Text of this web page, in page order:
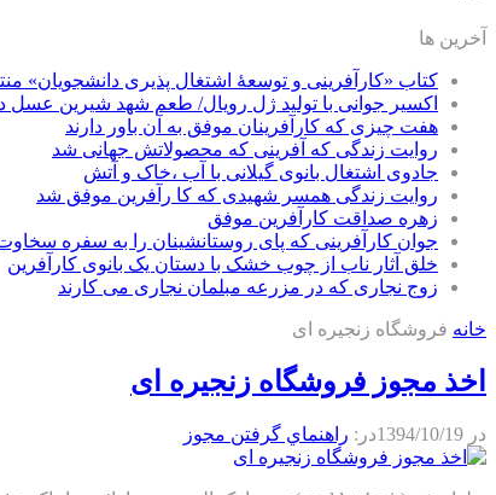
آخرین ها
کتاب «کارآفرینی و توسعۀ اشتغال پذیری دانشجویان»
اکسیر جوانی با تولید ژل رویال/ طعم شهد شیرین عسل‌
هفت چیزی که کارآفرینان موفق به آن باور دارند
روایت زندگی که آفرینی که محصولاتش جهانی شد
جادوی اشتغال بانوی گیلانی با آب ،خاک و آتش
روایت زندگی همسر شهیدی که کا رآفرین موفق شد
زهره صداقت کارآفرین موفق
جوان کارآفرینی که پای روستانشینان را به سفره
خلق آثار ناب از چوب خشک با دستان یک بانوی کارآفرین
زوج نجاری که در مزرعه مبلمان نجاری می کارند
خانه فروشگاه زنجیره ای
اخذ مجوز فروشگاه زنجیره ای
در 1394/10/19در: راهنماي گرفتن مجوز